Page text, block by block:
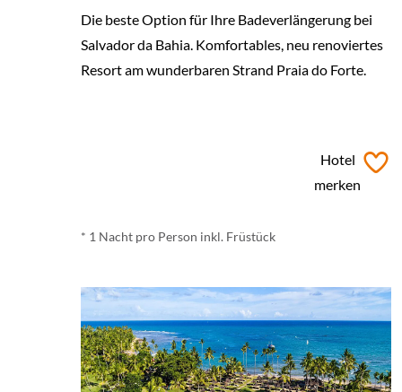
Die beste Option für Ihre Badeverlängerung bei
Salvador da Bahia. Komfortables, neu renoviertes
Resort am wunderbaren Strand Praia do Forte.
Hotel
merken
* 1 Nacht pro Person inkl. Früstück